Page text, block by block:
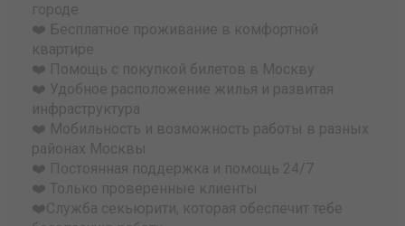
городе
❤️ Бесплатное проживание в комфортной
квартире
❤️ Помощь с покупкой билетов в Москву
❤️ Удобное расположение жилья и развитая
инфраструктура
❤️ Мобильность и возможность работы в разных
районах Москвы
❤️ Постоянная поддержка и помощь 24/7
❤️ Только проверенные клиенты
❤️Служба секьюрити, которая обеспечит тебе